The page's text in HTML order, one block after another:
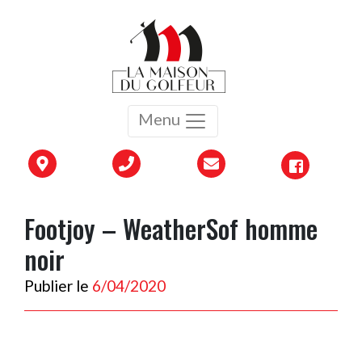
Menu
Footjoy – WeatherSof homme
noir
Publier le 6/04/2020